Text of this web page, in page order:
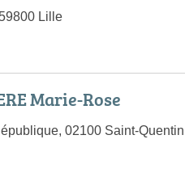
Lille
Marie-Rose
02100 Saint-Quentin